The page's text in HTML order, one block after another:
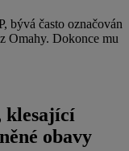
bývá často označován
Omahy. Dokonce mu
klesající
obavy